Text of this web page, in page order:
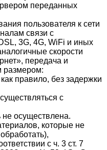
переданных
пользователя к сети
связи с
3G, 4G, WiFi и иных
скорости
передача и
размером:
правило, без задержки
с
осуществлена.
которые не
с ч. 3 ст. 7